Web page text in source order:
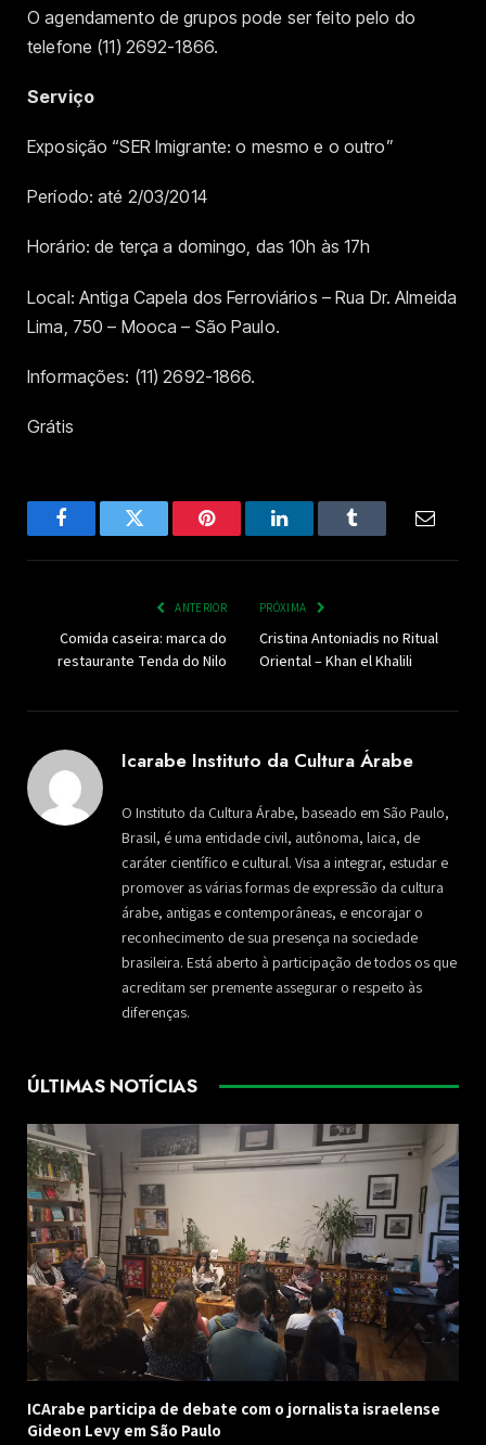
O agendamento de grupos pode ser feito pelo do
telefone (11) 2692-1866.
Serviço
Exposição “SER Imigrante: o mesmo e o outro”
Período: até 2/03/2014
Horário: de terça a domingo, das 10h às 17h
Local: Antiga Capela dos Ferroviários – Rua Dr. Almeida
Lima, 750 – Mooca – São Paulo.
Informações: (11) 2692-1866.
Grátis
FacebookTwitter Pinterest LinkedInTumblr
ANTERIOR
Comida caseira: marca do
restaurante Tenda do Nilo
PRÓXIMA
Cristina Antoniadis no Ritual
Oriental – Khan el Khalili
Icarabe Instituto da Cultura Árabe
O Instituto da Cultura Árabe, baseado em São Paulo,
Brasil, é uma entidade civil, autônoma, laica, de
caráter científico e cultural. Visa a integrar, estudar e
promover as várias formas de expressão da cultura
árabe, antigas e contemporâneas, e encorajar o
reconhecimento de sua presença na sociedade
brasileira. Está aberto à participação de todos os que
acreditam ser premente assegurar o respeito às
diferenças.
ÚLTIMAS NOTÍCIAS
ICArabe participa de debate com o jornalista israelense
Gideon Levy em São Paulo